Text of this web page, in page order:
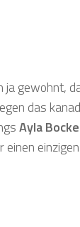
ja gewohnt,
das
Ayla
einen